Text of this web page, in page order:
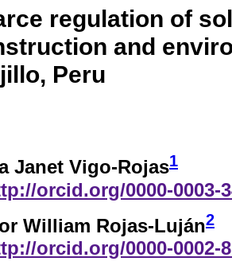
regulation of
and
Peru
Janet Vigo-Rojas1
orcid.org/0000-0003-
William Rojas-Luján2
orcid.org/0000-0002-